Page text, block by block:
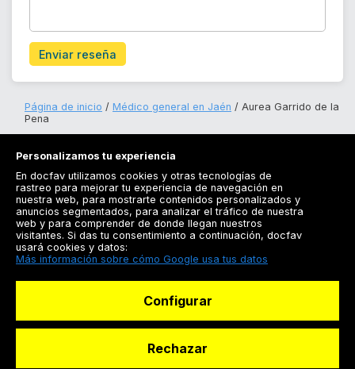
Enviar reseña
Página de inicio Médico general en Jaén
Aurea Garrido de la
Pena
Registrarse
Docfav
Personalizamos tu experiencia
En docfav utilizamos cookies y otras tecnologías de
rastreo para mejorar tu experiencia de navegación en
nuestra web, para mostrarte contenidos personalizados y
anuncios segmentados, para analizar el tráfico de nuestra
web y para comprender de donde llegan nuestros
visitantes. Si das tu consentimiento a continuación, docfav
usará cookies y datos:
Más información sobre cómo Google usa tus datos
Configurar
Rechazar